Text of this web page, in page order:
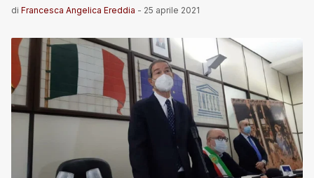
di Francesca Angelica Ereddia - 25 aprile 2021